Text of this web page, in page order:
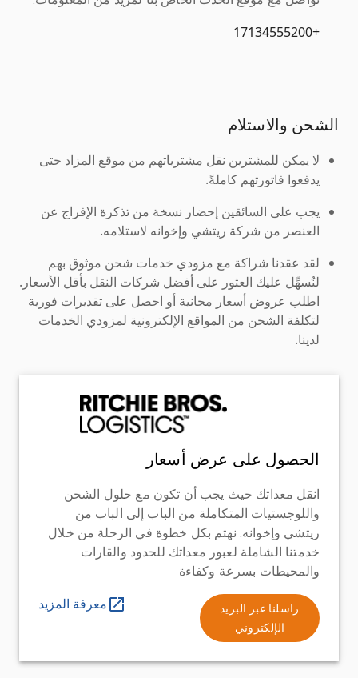
+17134555200
الشحن والاستلام
لا يمكن للمشترين نقل مشترياتهم من موقع المزاد حتى
يدفعوا فاتورتهم كاملةً.
يجب على السائقين إحضار نسخة من تذكرة الإفراج عن
العنصر من شركة ريتشي وإخوانه لاستلامه.
لقد عقدنا شراكة مع مزودي خدمات شحن موثوق بهم
لنُسهِّل عليك العثور على أفضل شركات النقل بأقل الأسعار.
اطلب عروض أسعار مجانية أو احصل على تقديرات فورية
لتكلفة الشحن من المواقع الإلكترونية لمزودي الخدمات
لدينا.
الحصول على عرض أسعار
انقل معداتك حيث يجب أن تكون مع حلول الشحن
واللوجستيات المتكاملة من الباب إلى الباب من
ريتشي وإخوانه. نهتم بكل خطوة في الرحلة من خلال
خدمتنا الشاملة لعبور معداتك للحدود والقارات
والمحيطات بسرعة وكفاءة
راسلنا عبر البريد
الإلكتروني
معرفة المزيد